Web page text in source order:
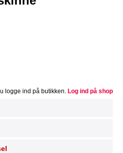
logge ind på butikken. Log ind på shop